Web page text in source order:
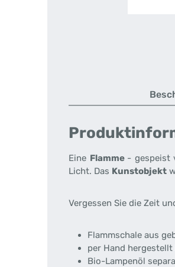
Eine Flamme - gespeist
Licht. Das Kunstobjekt
Vergessen Sie die Zeit
Flammschale aus
per Hand hergestellt
Bio-Lampenöl